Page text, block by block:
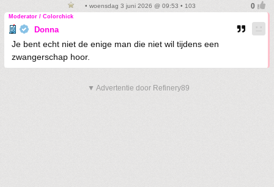
• woensdag 3 juni 2026 @ 09:53 • 103
Moderator / Colorchick
Donna
Je bent echt niet de enige man die niet wil tijdens een
zwangerschap hoor.
▼ Advertentie door Refinery89